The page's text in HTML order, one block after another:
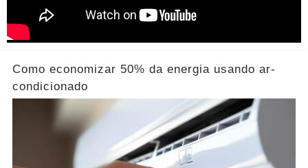
Como economizar 50% da energia usando ar-
condicionado